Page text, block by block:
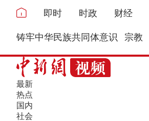
即时 时政 财经
铸牢中华民族共同体意识 宗教
最新
热点
国内
社会